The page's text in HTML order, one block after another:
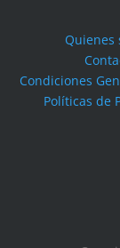
Quienes
Condiciones
Políticas de